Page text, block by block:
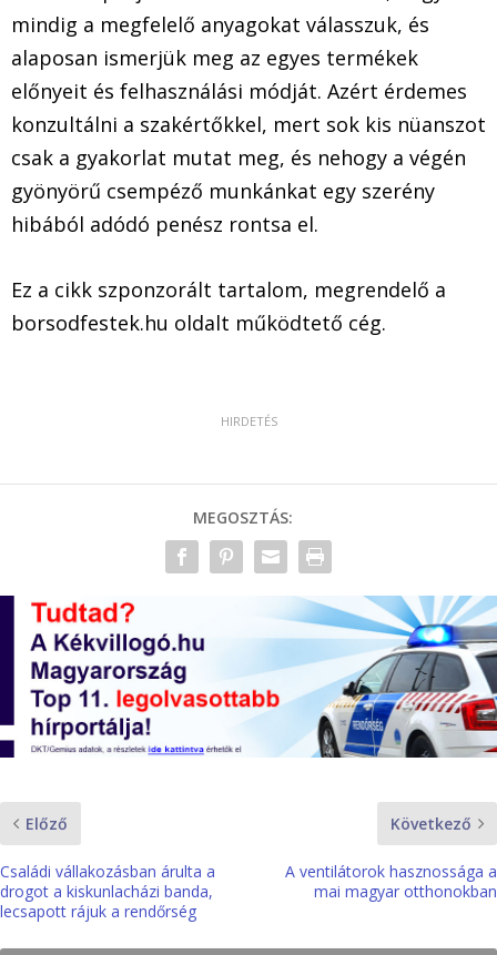
mindig a megfelelő anyagokat válasszuk, és
alaposan ismerjük meg az egyes termékek
előnyeit és felhasználási módját. Azért érdemes
konzultálni a szakértőkkel, mert sok kis nüanszot
csak a gyakorlat mutat meg, és nehogy a végén
gyönyörű csempéző munkánkat egy szerény
hibából adódó penész rontsa el.
Ez a cikk szponzorált tartalom, megrendelő a
borsodfestek.hu oldalt működtető cég.
MEGOSZTÁS:
Előző
Családi vállakozásban árulta a
drogot a kiskunlacházi banda,
lecsapott rájuk a rendőrség
Következő
A ventilátorok hasznossága a
mai magyar otthonokban